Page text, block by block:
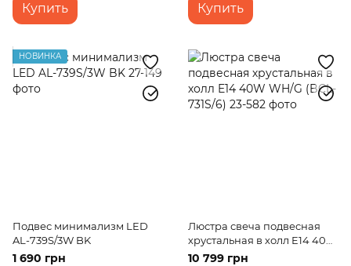
Купить Купить
НОВИНКА
Подвес минимализм LED
AL-739S/3W BK
1 690 грн
Люстра свеча подвесная
хрустальная в холл E14 40W
WH/G (BCL-731S/6)
10 799 грн